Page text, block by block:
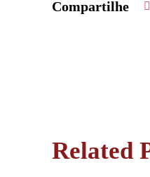
Compartilhe
Related